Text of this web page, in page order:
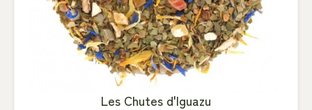
Les Chutes d'Iguazu